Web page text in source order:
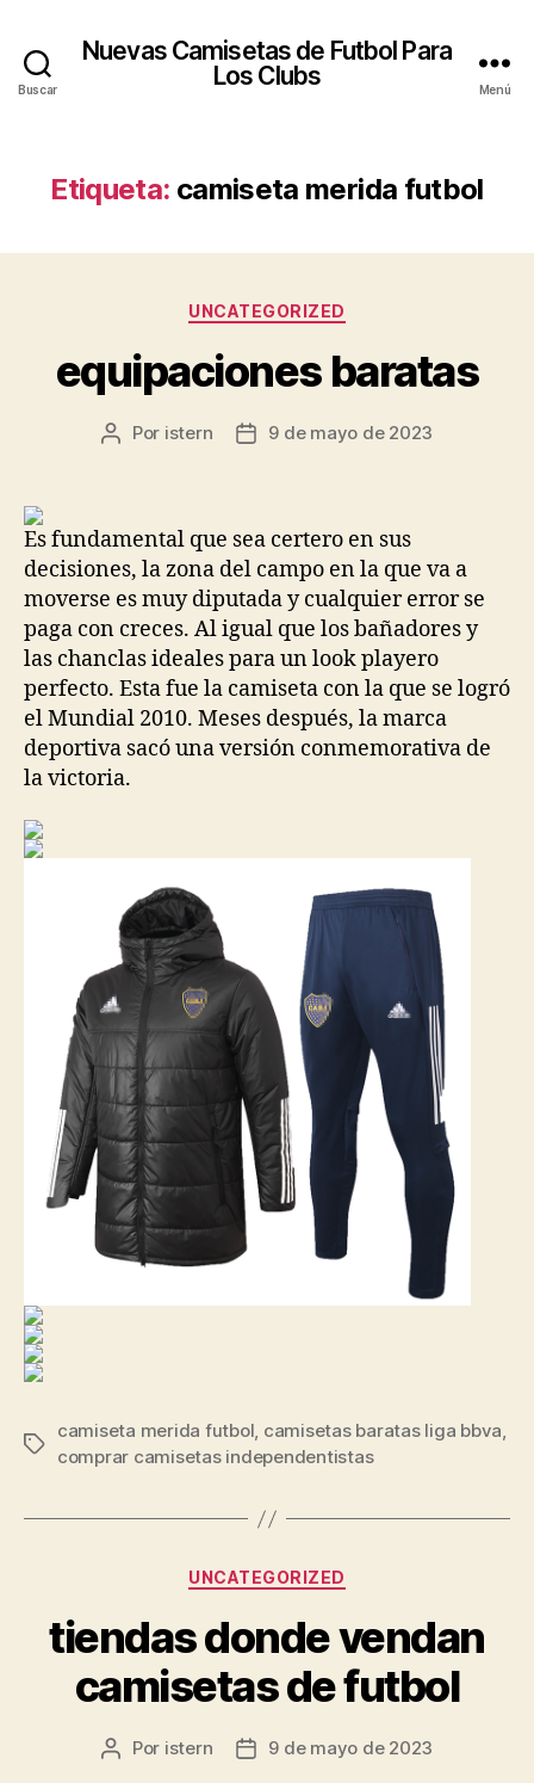
Buscar
Nuevas Camisetas de Futbol Para
Los Clubs
Menú
Etiqueta: camiseta merida futbol
Categorías
UNCATEGORIZED
equipaciones baratas
Autor
Por istern
Fecha9 de mayo de 2023
Es fundamental que sea certero en sus
decisiones, la zona del campo en la que va a
moverse es muy diputada y cualquier error se
paga con creces. Al igual que los bañadores y
las chanclas ideales para un look playero
perfecto. Esta fue la camiseta con la que se logró
el Mundial 2010. Meses después, la marca
deportiva sacó una versión conmemorativa de
la victoria.
Etiquetas
camiseta merida futbol, camisetas baratas liga bbva,
comprar camisetas independentistas
Categorías
UNCATEGORIZED
tiendas donde vendan
camisetas de futbol
Autor
Por istern
Fecha9 de mayo de 2023